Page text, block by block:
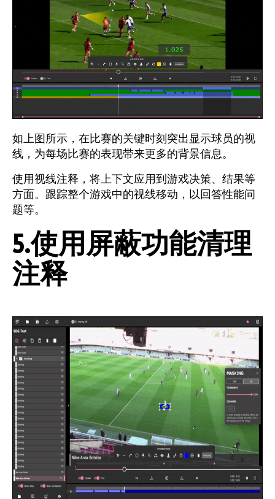
如上图所示，在比赛的关键时刻突出显示球员的视
线，为每场比赛的表现带来更多的背景信息。
使用视线注释，将上下文应用到游戏决策、结果等
方面。跟踪整个游戏中的视线移动，以回答性能问
题等。
5.使用屏蔽功能清理
注释